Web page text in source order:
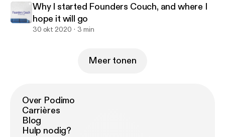
Why I started Founders Couch, and where I
hope it will go
30 okt 2020 3 min
Meer tonen
Over Podimo
Carrières
Blog
Hulp nodig?